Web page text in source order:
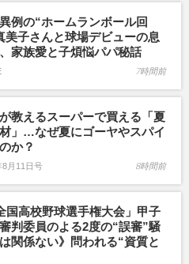
例の“ホームランボール回
美子さんと球場デビューの息
家族愛と子煩悩パパ秘話
7時間前
教えるスーパーで買える「夏
」…なぜ夏にゴーヤやスパイ
か？
8月11日号 8時間前
国高校野球選手権大会」甲子
判委員のよる2度の“誤審”騒
関係ない》問われる“資質と